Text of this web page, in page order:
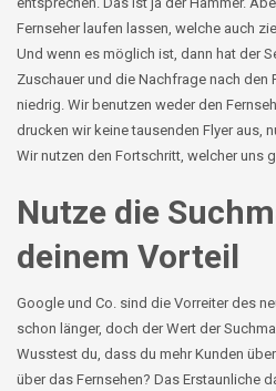
Fernseher laufen lassen, welche auch
Und wenn es möglich ist, dann hat der
Zuschauer und die Nachfrage nach den
niedrig. Wir benutzen weder den
drucken wir keine tausenden Flyer aus,
Wir nutzen den Fortschritt, welcher uns
Nutze die
deinem Vorteil
Google und Co. sind die Vorreiter des
schon länger, doch der Wert der
Wusstest du, dass du mehr Kunden
über das Fernsehen? Das Erstaunliche